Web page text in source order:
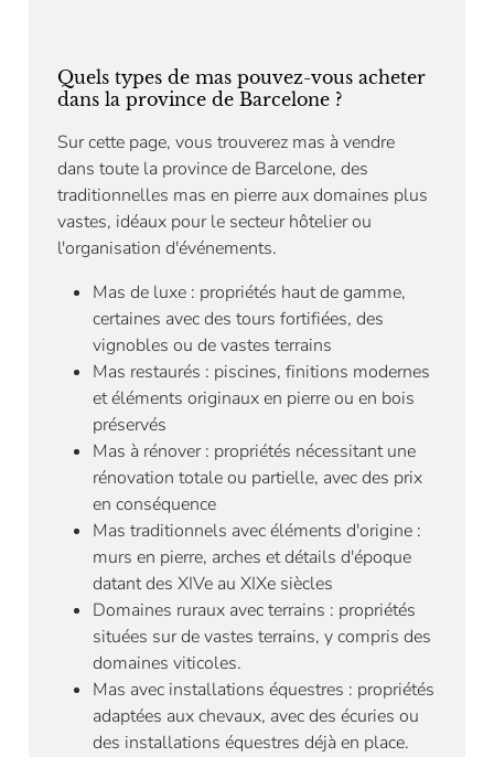
Quels types de mas pouvez-vous acheter
dans la province de Barcelone ?
Sur cette page, vous trouverez mas à vendre
dans toute la province de Barcelone, des
traditionnelles mas en pierre aux domaines plus
vastes, idéaux pour le secteur hôtelier ou
l'organisation d'événements.
Mas de luxe : propriétés haut de gamme,
certaines avec des tours fortifiées, des
vignobles ou de vastes terrains
Mas restaurés : piscines, finitions modernes
et éléments originaux en pierre ou en bois
préservés
Mas à rénover : propriétés nécessitant une
rénovation totale ou partielle, avec des prix
en conséquence
Mas traditionnels avec éléments d'origine :
murs en pierre, arches et détails d'époque
datant des XIVe au XIXe siècles
Domaines ruraux avec terrains : propriétés
situées sur de vastes terrains, y compris des
domaines viticoles.
Mas avec installations équestres : propriétés
adaptées aux chevaux, avec des écuries ou
des installations équestres déjà en place.